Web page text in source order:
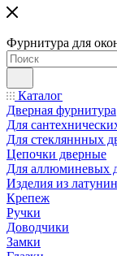
Фурнитура для
Каталог
Дверная фурнитура
Для
Для стекляннных
Цепочки дверные
Для аллюминевых
Изделия из
Крепеж
Ручки
Доводчики
Замки